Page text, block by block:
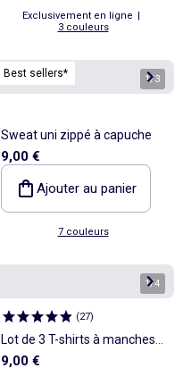
Exclusivement en ligne |
3 couleurs
Best sellers* 1/3
Sweat uni zippé à capuche
9,00 €
Ajouter au panier
7 couleurs
1/4
(27)
Lot de 3 T-shirts à manches
longues
9,00 €